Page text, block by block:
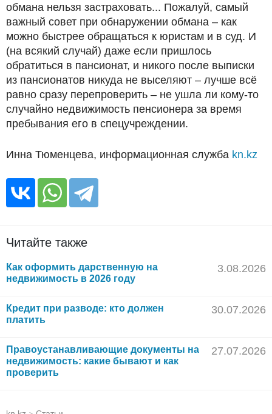
обмана нельзя застраховать... Пожалуй, самый
важный совет при обнаружении обмана – как
можно быстрее обращаться к юристам и в суд. И
(на всякий случай) даже если пришлось
обратиться в пансионат, и никого после выписки
из пансионатов никуда не выселяют – лучше всё
равно сразу перепроверить – не ушла ли кому-то
случайно недвижимость пенсионера за время
пребывания его в спецучреждении.
Инна Тюменцева, информационная служба kn.kz
Читайте также
Как оформить дарственную на
недвижимость в 2026 году
3.08.2026
Кредит при разводе: кто должен
платить
30.07.2026
Правоустанавливающие документы на
недвижимость: какие бывают и как
проверить
27.07.2026